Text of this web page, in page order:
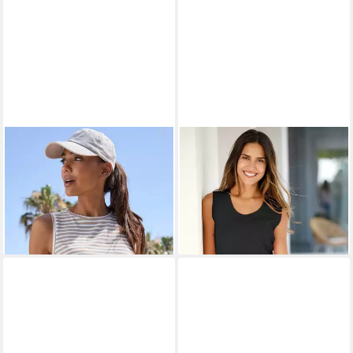
ELBSANDTanktop Maavi mit
Streifenmuster
39,99 €
SIEH AN!Shirttop Shirttop
Ärmellos
8,00 €
+8